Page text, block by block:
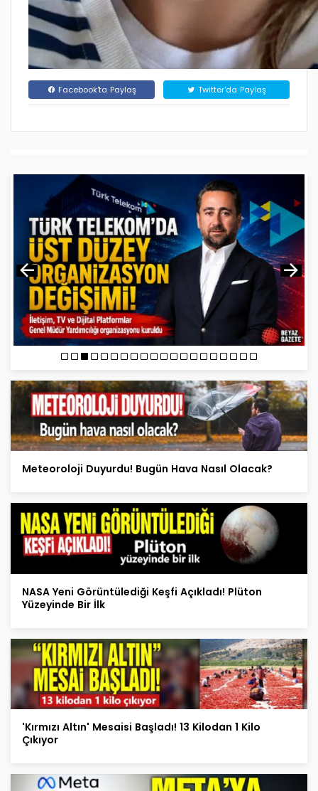
Facebook'ta Paylaş Twitter'da Paylaş
Meteoroloji Duyurdu! Bugün Hava Nasıl Olacak?
NASA Yeni Görüntülediği Keşfi Açıkladı! Plüton
Yüzeyinde Bir İlk
'Kırmızı Altın' Mesaisi Başladı! 13 Kilodan 1 Kilo
Çıkıyor